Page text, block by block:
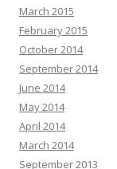
March 2015
February 2015
October 2014
September 2014
June 2014
May 2014
April 2014
March 2014
September 2013